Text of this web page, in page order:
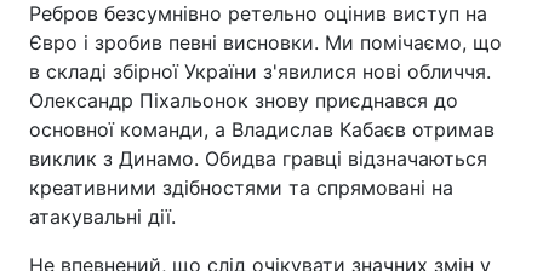
Ребров безсумнівно ретельно оцінив виступ на
Євро і зробив певні висновки. Ми помічаємо, що
в складі збірної України з'явилися нові обличчя.
Олександр Піхальонок знову приєднався до
основної команди, а Владислав Кабаєв отримав
виклик з Динамо. Обидва гравці відзначаються
креативними здібностями та спрямовані на
атакувальні дії.
Не впевнений, що слід очікувати значних змін у